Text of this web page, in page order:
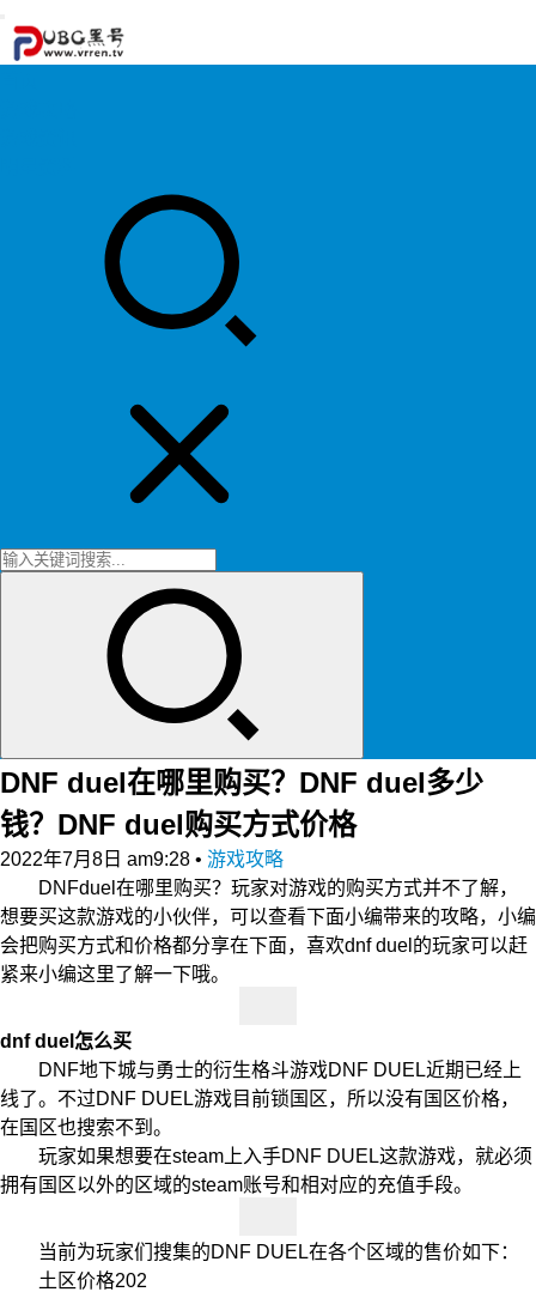
DNF duel在哪里购买？DNF duel多少
钱？DNF duel购买方式价格
2022年7月8日 am9:28 • 游戏攻略
DNFduel在哪里购买？玩家对游戏的购买方式并不了解，
想要买这款游戏的小伙伴，可以查看下面小编带来的攻略，小编
会把购买方式和价格都分享在下面，喜欢dnf duel的玩家可以赶
紧来小编这里了解一下哦。
dnf duel怎么买
DNF地下城与勇士的衍生格斗游戏DNF DUEL近期已经上
线了。不过DNF DUEL游戏目前锁国区，所以没有国区价格，
在国区也搜索不到。
玩家如果想要在steam上入手DNF DUEL这款游戏，就必须
拥有国区以外的区域的steam账号和相对应的充值手段。
当前为玩家们搜集的DNF DUEL在各个区域的售价如下：
土区价格202